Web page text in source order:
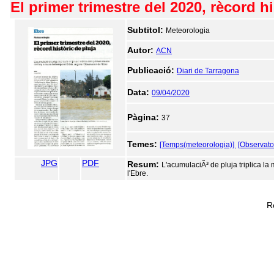
El primer trimestre del 2020, rècord
Subtitol: Meteorologia
Autor: ACN
Publicació: Diari de Tarragona
Data: 09/04/2020
Pàgina: 37
Temes: [Temps(meteorologia)]
JPG PDF Resum: L'acumulaciÃ³ de pluja triplica la
l'Ebre.